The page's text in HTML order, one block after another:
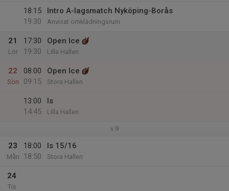
18:15
19:30
Intro A-lagsmatch Nyköping-Borås
Anvisat omklädningsrum
21
Lör
17:30
19:30
Open Ice
Lilla Hallen
22
Sön
08:00
09:15
Open Ice
Stora Hallen
13:00
14:45
Is
Lilla Hallen
v.9
23
Mån
18:00
18:50
Is 15/16
Stora Hallen
24
Tis